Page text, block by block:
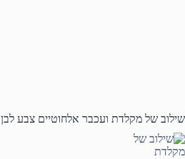
שילוב של מקלדת ועכבר אלחוטיים צבע לבן HP 230